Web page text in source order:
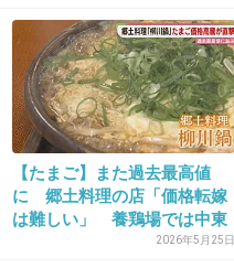
16. 匿名2013/09/25(水) 11:35:46
怖！！（笑）
17. 匿名
【たまご】また過去最高値
に 郷土料理の店「価格転嫁
は難しい」 養鶏場では中東
2026年5月25日